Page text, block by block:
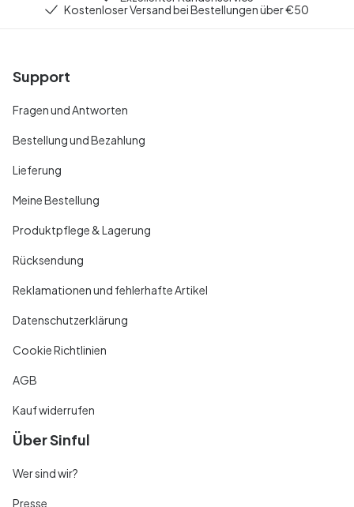
Kostenloser Versand bei Bestellungen über €50
Support
Fragen und Antworten
Bestellung und Bezahlung
Lieferung
Meine Bestellung
Produktpflege & Lagerung
Rücksendung
Reklamationen und fehlerhafte Artikel
Datenschutzerklärung
Cookie Richtlinien
AGB
Kauf widerrufen
Über Sinful
Wer sind wir?
Presse